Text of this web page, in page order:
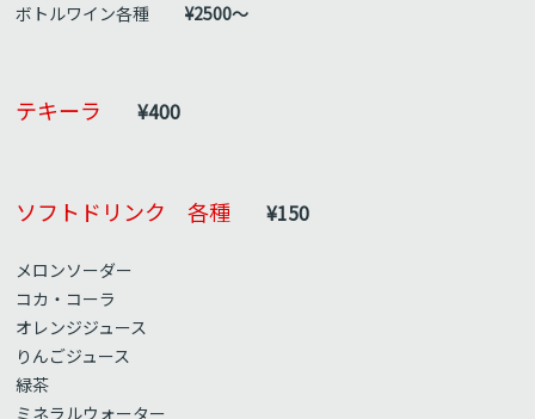
ボトルワイン各種
¥2500～
テキーラ ¥400
ソフトドリンク 各種 ¥150
メロンソーダー
コカ・コーラ
オレンジジュース
りんごジュース
緑茶
ミネラルウォーター